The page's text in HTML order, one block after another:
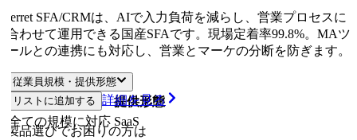
SFA/CRMは、AIで入力負荷を減らし、営業プロセスに
わせて運用できる国産SFAです。現場定着率99.8%。MAツ
ルとの連携にも対応し、営業とマーケの分断を防ぎます。
従業員規模・提供形態
従業員規模
提供形態
ての規模に対応 SaaS
リストに追加する 詳細を見る
品選びでお困りの方は